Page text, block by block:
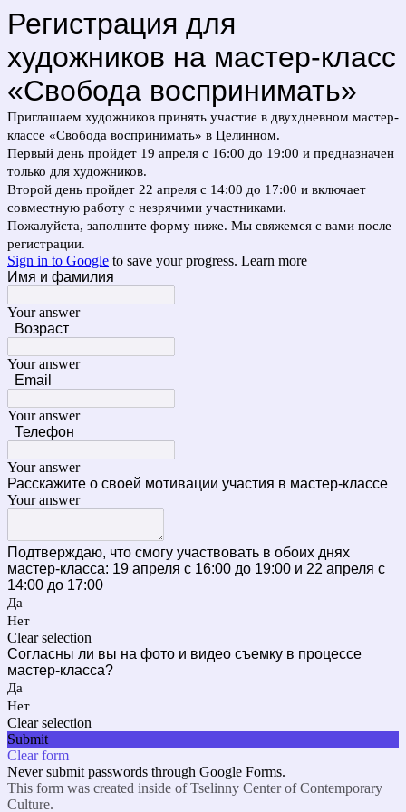
Регистрация для
художников на мастер-класс
«Свобода воспринимать»
Приглашаем художников принять участие в двухдневном мастер-
классе «Свобода воспринимать» в Целинном.
Первый день пройдет 19 апреля с 16:00 до 19:00 и предназначен
только для художников.
Второй день пройдет 22 апреля с 14:00 до 17:00 и включает
совместную работу с незрячими участниками.
Пожалуйста, заполните форму ниже. Мы свяжемся с вами после
регистрации.
Sign in to Google to save your progress. Learn more
Имя и фамилия
Your answer
Возраст
Your answer
Email
Your answer
Телефон
Your answer
Расскажите о своей мотивации участия в мастер-классе
Your answer
Подтверждаю, что смогу участвовать в обоих днях
мастер-класса: 19 апреля с 16:00 до 19:00 и 22 апреля с
14:00 до 17:00
Да
Нет
Clear selection
Согласны ли вы на фото и видео съемку в процессе
мастер-класса?
Да
Нет
Clear selection
Submit
Clear form
Never submit passwords through Google Forms.
This form was created inside of Tselinny Center of Contemporary
Culture.